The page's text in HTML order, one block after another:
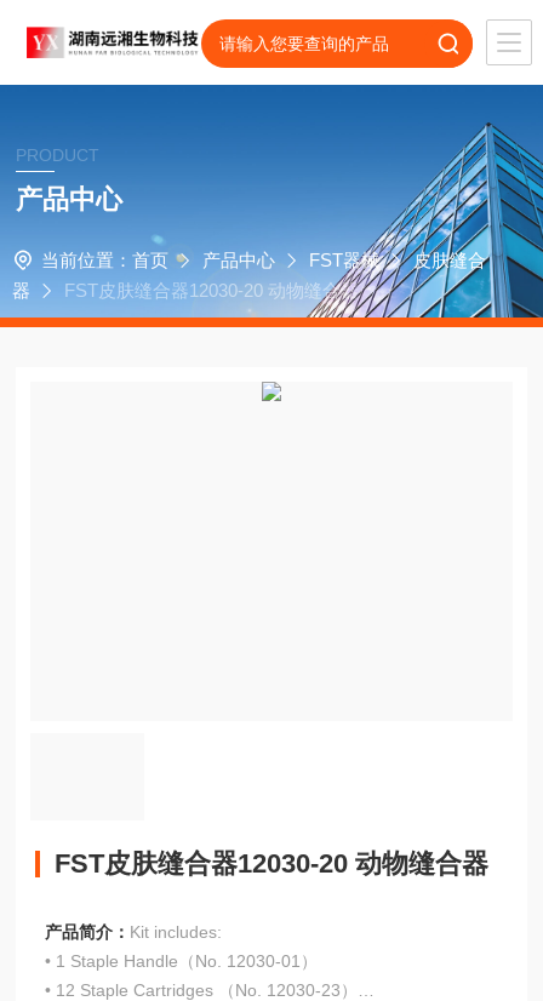
PRODUCT
产品中心
当前位置： 首页 产品中心 FST器械
皮肤缝合
器
FST皮肤缝合器12030-20 动物缝合器
FST皮肤缝合器12030-20 动物缝合器
产品简介： Kit includes:
• 1 Staple Handle（No. 12030-01）
• 12 Staple Cartridges （No. 12030-23）